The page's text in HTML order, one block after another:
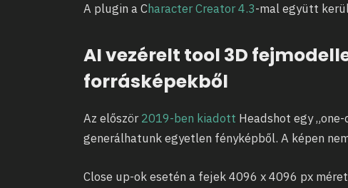
A plugin a Character Creator 4.3-mal együtt
AI vezérelt tool 3D
forrásképekből
Az először2019-ben kiadott Headshot egy
generálhatunk egyetlen fényképből. A képen
Close up-ok esetén a fejek 4096 x 4096 px